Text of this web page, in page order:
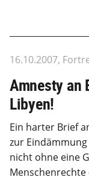
16.10.2007,
Amnesty an
Libyen!
Ein harter Brief
zur
nicht ohne eine